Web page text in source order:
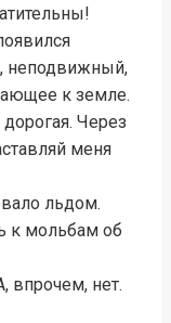
неподвижный,
к земле.
Через
меня
льдом.
к мольбам об
впрочем, нет.